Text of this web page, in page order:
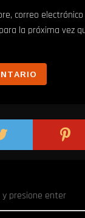
correo
la próxima vez